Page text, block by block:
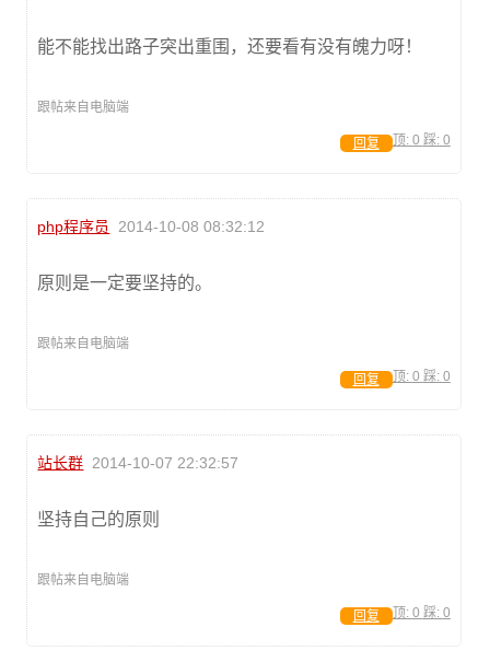
能不能找出路子突出重围，还要看有没有魄力呀！
跟帖来自电脑端
顶: 0 踩: 0
回复
php程序员 2014-10-08 08:32:12
原则是一定要坚持的。
跟帖来自电脑端
顶: 0 踩: 0
回复
站长群 2014-10-07 22:32:57
坚持自己的原则
跟帖来自电脑端
顶: 0 踩: 0
回复